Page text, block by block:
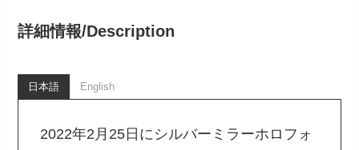
詳細情報/Description
日本語 English
2022年2月25日にシルバーミラーホロフォ